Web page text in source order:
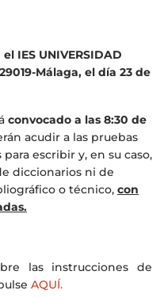
IES UNIVERSIDAD
Málaga, el día 23 de
convocado a las 8:30 de
acudir a las pruebas
escribir y, en su caso,
diccionarios ni de
o técnico, con
las instrucciones de
AQUÍ.